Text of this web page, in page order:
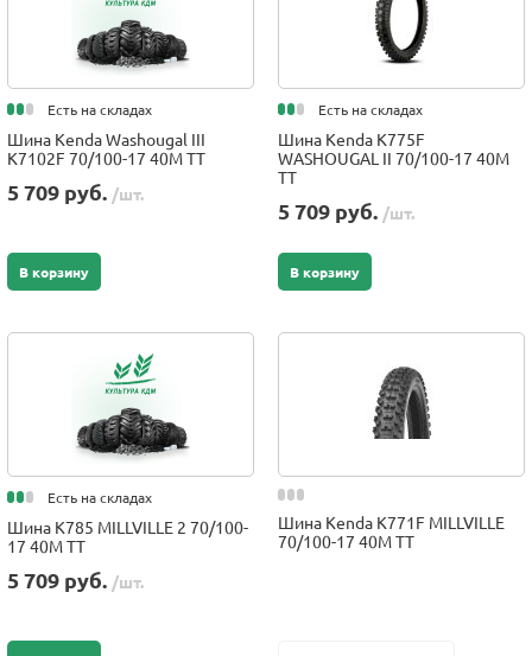
Есть на складах
Шина Kenda Washougal III
K7102F 70/100-17 40M TT
5 709 руб. /шт.
В корзину
Есть на складах
Шина Kenda K775F
WASHOUGAL II 70/100-17 40M
TT
5 709 руб. /шт.
В корзину
Есть на складах
Шина K785 MILLVILLE 2 70/100-
17 40M TT
5 709 руб. /шт.
Шина Kenda K771F MILLVILLE
70/100-17 40M TT